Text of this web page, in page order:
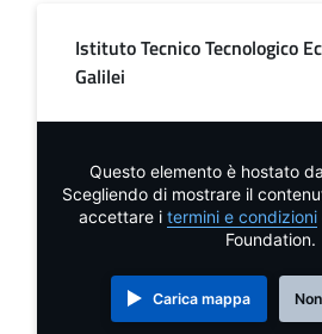
Istituto Tecnico Tecnologico
Galilei
Questo elemento è hostato
Scegliendo di mostrare il
accettare i termini e condizioni
Foundation.
Carica mappa